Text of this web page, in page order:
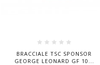
BRACCIALE TSC SPONSOR
GEORGE LEONARD GF 10...